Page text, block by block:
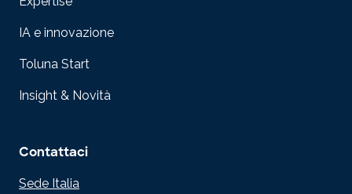
IA e innovazione
Toluna Start
Insight & Novità
Contattaci
Sede Italia